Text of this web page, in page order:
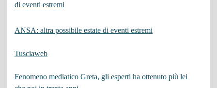
di eventi estremi
ANSA: altra possibile estate di eventi estremi
Tusciaweb
Fenomeno mediatico Greta, gli esperti ha ottenuto più lei